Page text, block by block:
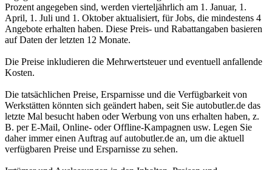
Prozent angegeben sind, werden vierteljährlich am 1. Januar, 1.
April, 1. Juli und 1. Oktober aktualisiert, für Jobs, die mindestens 4
Angebote erhalten haben. Diese Preis- und Rabattangaben basieren
auf Daten der letzten 12 Monate.
Die Preise inkludieren die Mehrwertsteuer und eventuell anfallende
Kosten.
Die tatsächlichen Preise, Ersparnisse und die Verfügbarkeit von
Werkstätten könnten sich geändert haben, seit Sie autobutler.de das
letzte Mal besucht haben oder Werbung von uns erhalten haben, z.
B. per E-Mail, Online- oder Offline-Kampagnen usw. Legen Sie
daher immer einen Auftrag auf autobutler.de an, um die aktuell
verfügbaren Preise und Ersparnisse zu sehen.